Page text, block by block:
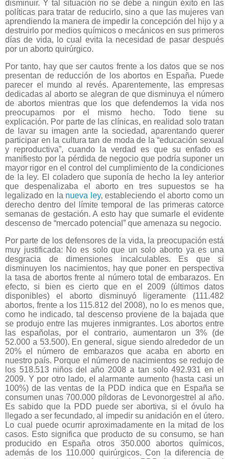
disminuir. Y tal situación no se debe a ningún éxito en las
políticas para tratar de reducirlo, sino a que las mujeres van
aprendiendo la manera de impedir la concepción del hijo y a
destruirlo por medios químicos o mecánicos en sus primeros
días de vida, lo cual evita la necesidad de pasar después
por un aborto quirúrgico.
Por tanto, hay que ser cautos frente a los datos que se nos
presentan de reducción de los abortos en España. Puede
parecer el mundo al revés. Aparentemente, las empresas
dedicadas al aborto se alegran de que disminuya el número
de abortos mientras que los que defendemos la vida nos
preocupamos por el mismo hecho. Todo tiene su
explicación. Por parte de las clínicas, en realidad solo tratan
de lavar su imagen ante la sociedad, aparentando querer
participar en la cultura tan de moda de la “educación sexual
y reproductiva”, cuando la verdad es que su enfado es
manifiesto por la pérdida de negocio que podría suponer un
mayor rigor en el control del cumplimiento de la condiciones
de la ley. El coladero que suponía de hecho la ley anterior
que despenalizaba el aborto en tres supuestos se ha
legalizado en la nueva ley, estableciendo el aborto como un
derecho dentro del límite temporal de las primeras catorce
semanas de gestación. A esto hay que sumarle el evidente
descenso de “mercado potencial” que amenaza su negocio.
Por parte de los defensores de la vida, la preocupación está
muy justificada: No es solo que un solo aborto ya es una
desgracia de dimensiones incalculables. Es que si
disminuyen los nacimientos, hay que poner en perspectiva
la tasa de abortos frente al número total de embarazos. En
efecto, si bien es cierto que en el 2009 (últimos datos
disponibles) el aborto disminuyó ligeramente (111.482
abortos, frente a los 115.812 del 2008), no lo es menos que,
como he indicado, tal descenso proviene de la bajada que
se produjo entre las mujeres inmigrantes. Los abortos entre
las españolas, por el contrario, aumentaron un 3% (de
52.000 a 53.500). En general, sigue siendo alrededor de un
20% el número de embarazos que acaba en aborto en
nuestro país. Porque el número de nacimientos se redujo de
los 518.513 niños del año 2008 a tan solo 492.931 en el
2009. Y por otro lado, el alarmante aumento (hasta casi un
100%) de las ventas de la PDD indica que en España se
consumen unas 700.000 píldoras de Levonorgestrel al año.
Es sabido que la PDD puede ser abortiva, si el óvulo ha
llegado a ser fecundado, al impedir su anidación en el útero.
Lo cual puede ocurrir aproximadamente en la mitad de los
casos. Esto significa que producto de su consumo, se han
producido en España otros 350.000 abortos químicos,
además de los 110.000 quirúrgicos. Con la diferencia de